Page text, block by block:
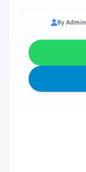
By Admin